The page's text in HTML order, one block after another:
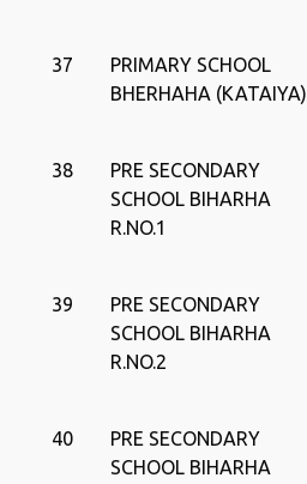
37
PRIMARY SCHOOL
BHERHAHA (KATAIYA)
38
PRE SECONDARY
SCHOOL BIHARHA
R.NO.1
39
PRE SECONDARY
SCHOOL BIHARHA
R.NO.2
40
PRE SECONDARY
SCHOOL BIHARHA